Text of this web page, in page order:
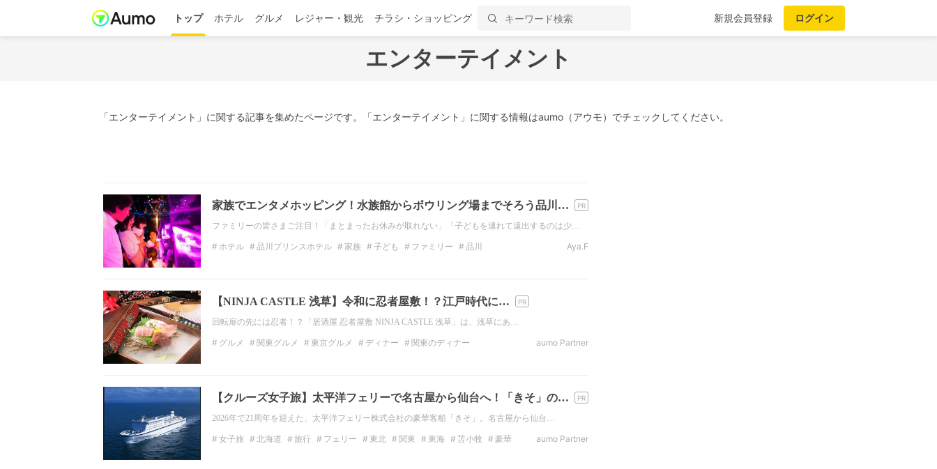
トップ ホテル グルメ レジャー・観光 チラシ・ショッピング 新規会員登録 ログイン
エンターテイメント
「エンターテイメント」に関する記事を集めたページです。「エンターテイメント」に関する情報はaumo（アウモ）でチェックしてください。
家族でエンタメホッピング！水族館からボウリング場までそろう品川…
ファミリーの皆さまご注目！「まとまったお休みが取れない」「子どもを連れて遠出するのは少…
ホテル 品川プリンスホテル 家族 子ども ファミリー
品川
Aya.F
【NINJA CASTLE 浅草】令和に忍者屋敷！？江戸時代に…
回転扉の先には忍者！？「居酒屋 忍者屋敷 NINJA CASTLE 浅草」は、浅草にあ…
グルメ 関東グルメ 東京グルメ ディナー
関東のディナー
aumo Partner
【クルーズ女子旅】太平洋フェリーで名古屋から仙台へ！「きそ」の…
2026年で21周年を迎えた、太平洋フェリー株式会社の豪華客船「きそ」。名古屋から仙台…
女子旅 北海道 旅行 フェリー 東北 関東 東海 苫小牧
豪華
aumo Partner